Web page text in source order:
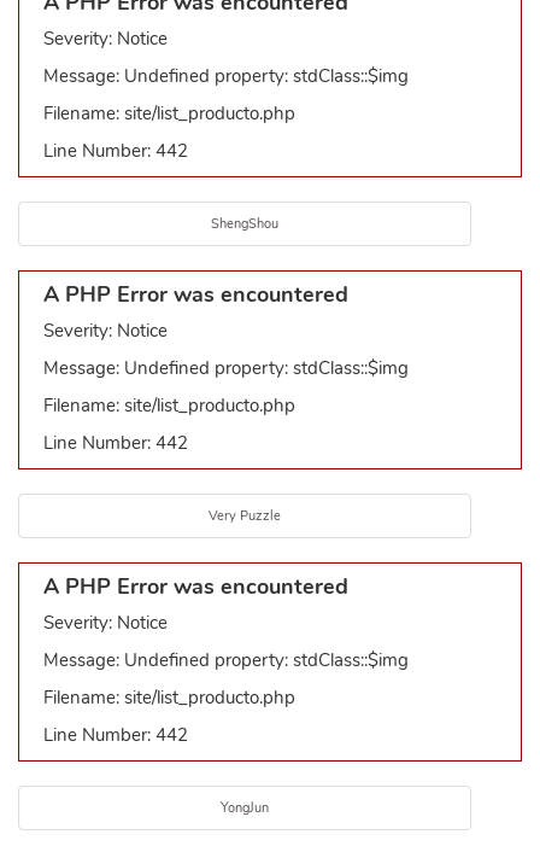
Severity: Notice
Message: Undefined property: stdClass::$img
Filename: site/list_producto.php
Line Number: 442
ShengShou
A PHP Error was encountered
Severity: Notice
Message: Undefined property: stdClass::$img
Filename: site/list_producto.php
Line Number: 442
Very Puzzle
A PHP Error was encountered
Severity: Notice
Message: Undefined property: stdClass::$img
Filename: site/list_producto.php
Line Number: 442
YongJun